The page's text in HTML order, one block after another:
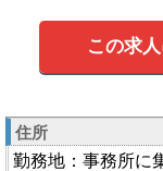
この求
住所
勤務地：事務所に